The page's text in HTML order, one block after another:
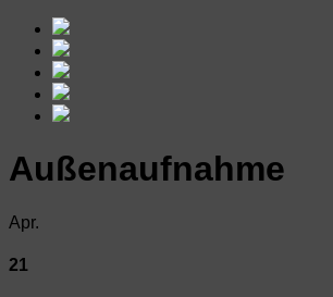
Außenaufnahme
Apr.
21